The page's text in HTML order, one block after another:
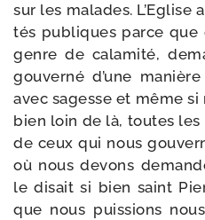
sur les malades.
tés publiques parce que
genre de cala­mi­té,
gou­ver­né d’une
avec sagesse et même
bien loin de là, toutes
de ceux qui nous
où nous devons
le disait si bien saint
que nous puis­sions